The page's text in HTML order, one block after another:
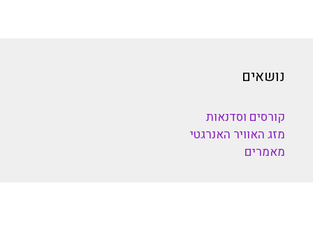
נושאים
קורסים וסדנאות
מזג האוויר האנרגטי
מאמרים